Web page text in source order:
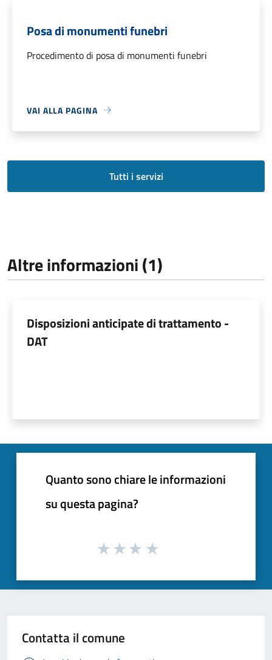
Posa di monumenti funebri
Procedimento di posa di monumenti funebri
VAI ALLA PAGINA
Tutti i servizi
Altre informazioni (1)
Disposizioni anticipate di trattamento -
DAT
Quanto sono chiare le informazioni
su questa pagina?
Contatta il comune